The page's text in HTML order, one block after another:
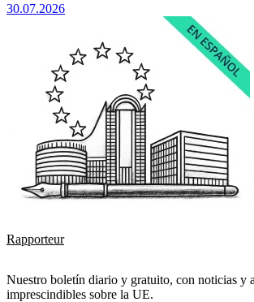
30.07.2026
Rapporteur
Nuestro boletín diario y gratuito, con noticias y
imprescindibles sobre la UE.